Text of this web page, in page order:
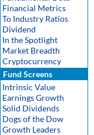
Financial Metrics
To Industry Ratios
Dividend
In the Spotlight
Market Breadth
Cryptocurrency
Fund Screens
Intrinsic Value
Earnings Growth
Solid Dividends
Dogs of the Dow
Growth Leaders